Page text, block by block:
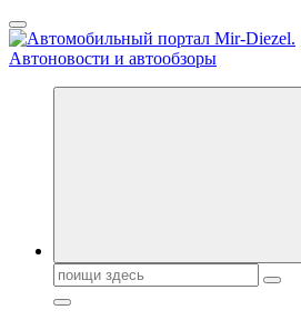
Перейти
к
содержанию
Справочник автомобилиста. Обзор
Поиск: